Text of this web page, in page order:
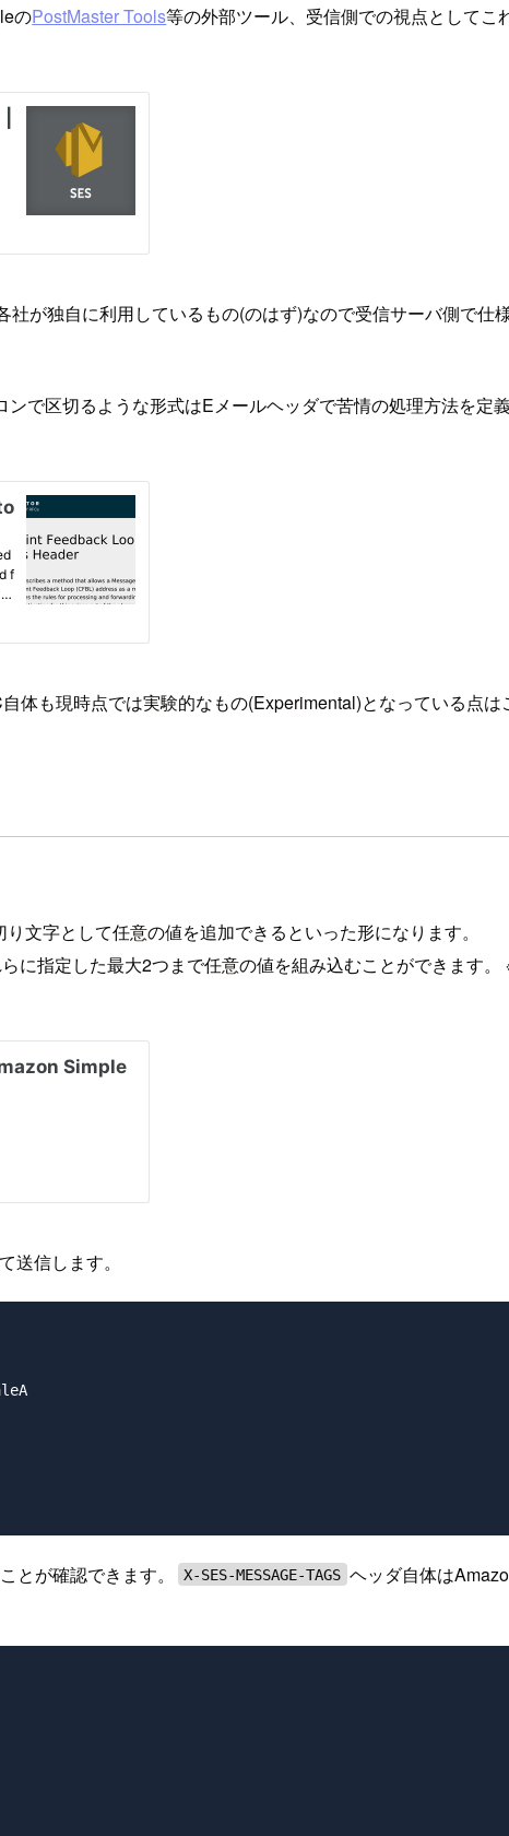
のPostMaster Tools等の外部ツール、受信側での視点としてこ
が独自に利用しているもの(のはず)なので受信サーバ側で仕
ンで区切るような形式はEメールヘッダで苦情の処理方法を定
も現時点では実験的なもの(Experimental)となっている点は
文字として任意の値を追加できるといった形になります。
に指定した最大2つまで任意の値を組み込むことができます
送信します。
とが確認できます。 X-SES-MESSAGE-TAGS ヘッダ自体は